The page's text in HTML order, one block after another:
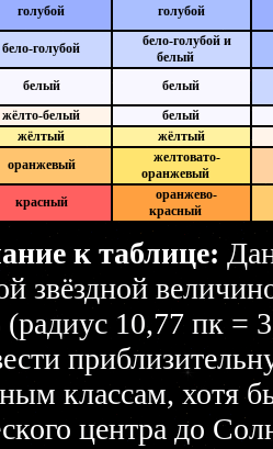
голубой голубой
бело-голубой
бело-голубой и
белый
белый
белый
жёлто-белый
белый
жёлтый
жёлтый
оранжевый
желтовато-
оранжевый
красный
оранжево-
красный
к таблице:
звёздной
10,77 пк =
классам, хотя
центра до